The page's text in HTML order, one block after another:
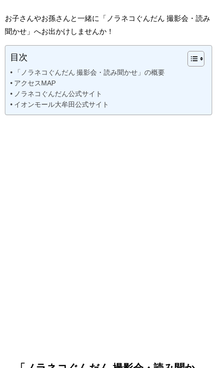
お子さんやお孫さんと一緒に「ノラネコぐんだん 撮影会・読み
聞かせ」へお出かけしませんか！
目次
「ノラネコぐんだん 撮影会・読み聞かせ」の概要
アクセスMAP
ノラネコぐんだん公式サイト
イオンモール大牟田公式サイト